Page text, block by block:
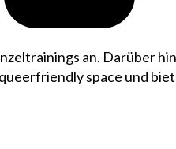
an. Darüber
space und